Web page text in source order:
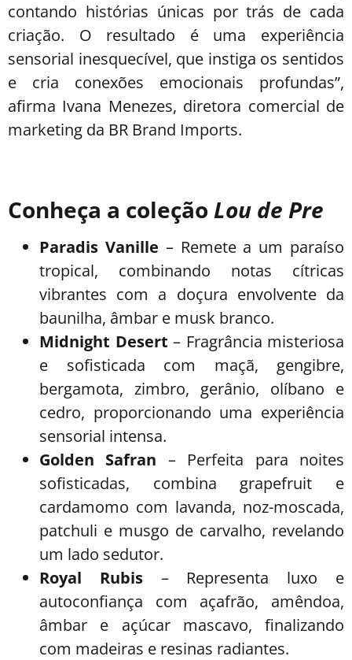
contando histórias únicas por trás de cada
criação. O resultado é uma experiência
sensorial inesquecível, que instiga os sentidos
e cria conexões emocionais profundas”,
afirma Ivana Menezes, diretora comercial de
marketing da BR Brand Imports.
Conheça a coleção Lou de Pre
Paradis Vanille – Remete a um paraíso
tropical, combinando notas cítricas
vibrantes com a doçura envolvente da
baunilha, âmbar e musk branco.
Midnight Desert – Fragrância misteriosa
e sofisticada com maçã, gengibre,
bergamota, zimbro, gerânio, olíbano e
cedro, proporcionando uma experiência
sensorial intensa.
Golden Safran – Perfeita para noites
sofisticadas, combina grapefruit e
cardamomo com lavanda, noz-moscada,
patchuli e musgo de carvalho, revelando
um lado sedutor.
Royal Rubis– Representa luxo e
autoconfiança com açafrão, amêndoa,
âmbar e açúcar mascavo, finalizando
com madeiras e resinas radiantes.